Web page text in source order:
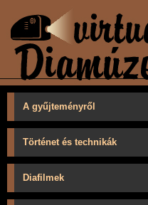
A gyűjteményről
Történet és technikák
Diafilmek